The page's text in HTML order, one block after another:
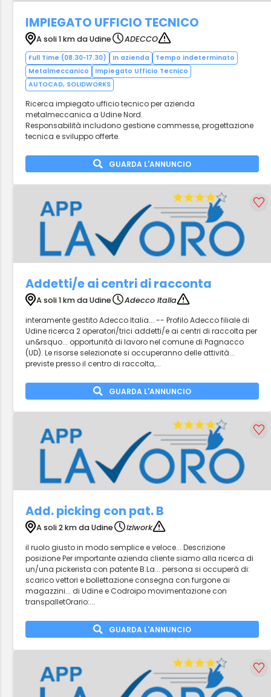
IMPIEGATO UFFICIO TECNICO
A soli 1 km da Udine ADECCO
Full Time (08.30-17.30) In azienda
Tempo indeterminato
Metalmeccanico
Impiegato Ufficio Tecnico
AUTOCAD, SOLIDWORKS
Ricerca impiegato ufficio tecnico per azienda
metalmeccanica a Udine Nord.
Responsabilità includono gestione commesse, progettazione
tecnica e sviluppo offerte.
GUARDA L'ANNUNCIO
Addetti/e ai centri di racconta
A soli 1 km da Udine
Adecco Italia
interamente gestito Adecco Italia... -- Profilo Adecco filiale di
Udine ricerca 2 operatori/trici addetti/e ai centri di raccolta per
un&rsquo... opportunità di lavoro nel comune di Pagnacco
(UD). Le risorse selezionate si occuperanno delle attività...
previste presso il centro di raccolta,...
GUARDA L'ANNUNCIO
Add. picking con pat. B
A soli 2 km da Udine
iziwork
il ruolo giusto in modo semplice e veloce... Descrizione
posizione Per importante azienda cliente siamo alla ricerca di
un/una pickerista con patente B.La... persona si occuperà di:
scarico vettori e bollettazione consegna con furgone ai
magazzini... di Udine e Codroipo movimentazione con
transpalletOrario:...
GUARDA L'ANNUNCIO